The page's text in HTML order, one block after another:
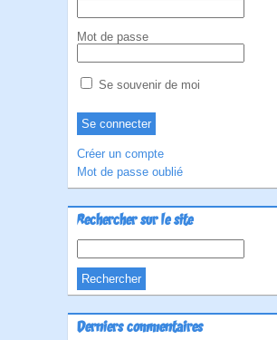
Mot de passe
Se souvenir de moi
Créer un compte
Mot de passe oublié
Rechercher sur le site
Derniers commentaires